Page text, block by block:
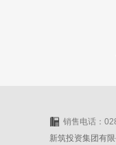
销售电话：
新筑投资集团有